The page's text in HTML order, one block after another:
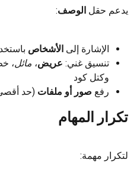
يدعم حقل الوصف:
الإشارة إلى الأشخاص
تنسيق غني: عريض، مائل،
وكتل كود
رفع صور أو ملفات (حد أقصى
تكرار المهام
لتكرار مهمة: